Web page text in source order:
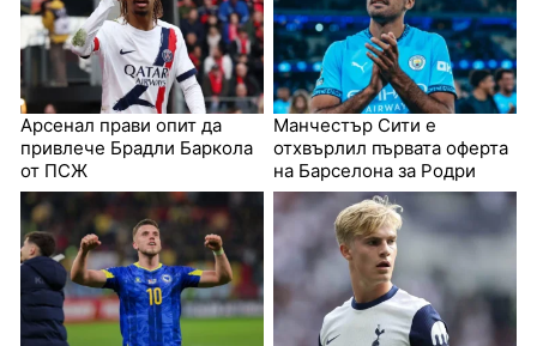
Арсенал прави опит да
привлече Брадли Баркола
от ПСЖ
Манчестър Сити е
отхвърлил първата оферта
на Барселона за Родри